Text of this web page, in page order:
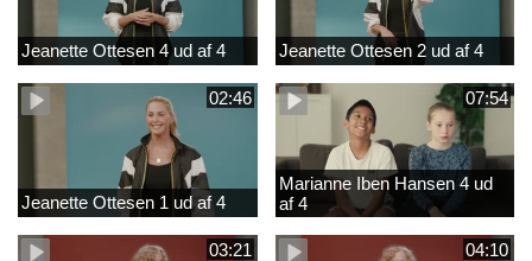
Jeanette Ottesen 4 ud af 4 Jeanette Ottesen 2 ud af 4
02:46
Jeanette Ottesen 1 ud af 4
07:54
Marianne Iben Hansen 4 ud
af 4
03:21 04:10